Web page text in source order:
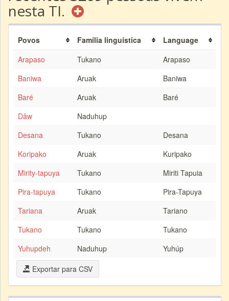
nesta TI.
Povos Família linguística
Language
Arapaso
Tukano
Arapaso
Baniwa
Aruak
Baniwa
Baré
Aruak
Baré
Dâw
Naduhup
Desana
Tukano
Desana
Koripako
Aruak
Kuripako
Mirity-tapuya
Tukano
Miriti Tapuia
Pira-tapuya
Tukano
Pira-Tapuya
Tariana
Aruak
Tariano
Tukano
Tukano
Tukano
Yuhupdeh
Naduhup
Yuhúp
Exportar para CSV